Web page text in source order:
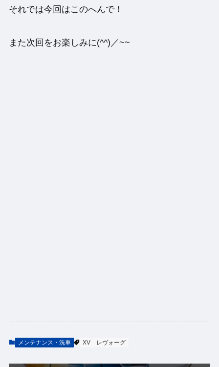
それでは今回はこのへんで！
また次回をお楽しみに(^^)／~~
メンテナンス・洗車 XV レヴォーグ